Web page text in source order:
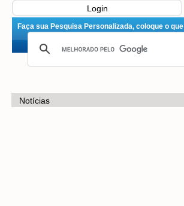
Login
Faça sua Pesquisa Personalizada, coloque o
Notícias